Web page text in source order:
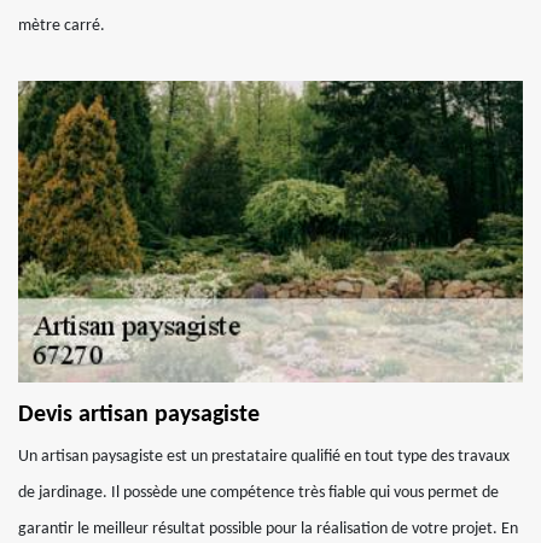
mètre carré.
Devis artisan paysagiste
Un artisan paysagiste est un prestataire qualifié en tout type des travaux
de jardinage. Il possède une compétence très fiable qui vous permet de
garantir le meilleur résultat possible pour la réalisation de votre projet. En